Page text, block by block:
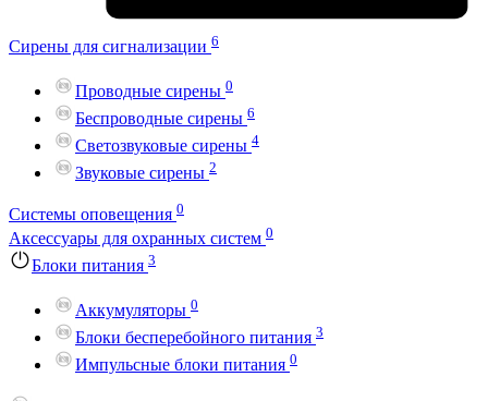
Сирены для сигнализации 6
Проводные сирены 0
Беспроводные сирены 6
Светозвуковые сирены 4
Звуковые сирены 2
Системы оповещения 0
Аксессуары для охранных систем 0
Блоки питания 3
Аккумуляторы 0
Блоки бесперебойного питания 3
Импульсные блоки питания 0